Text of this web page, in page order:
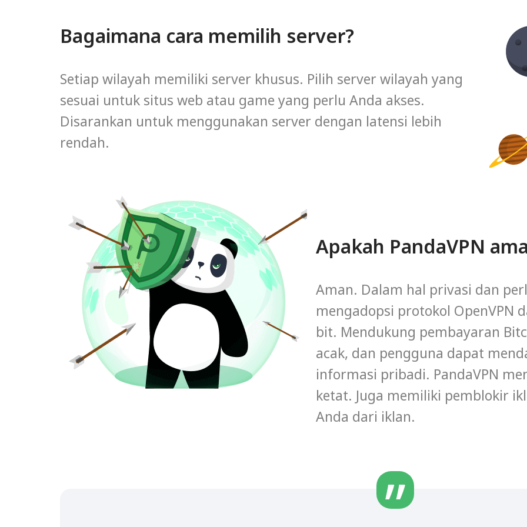
Bagaimana cara memilih server?
Setiap wilayah memiliki server khusus. Pilih server wilayah yang
sesuai untuk situs web atau game yang perlu Anda akses.
Disarankan untuk menggunakan server dengan latensi lebih
rendah.
Apakah PandaVPN
Aman. Dalam hal privasi dan
mengadopsi protokol OpenVPN
bit. Mendukung pembayaran
acak, dan pengguna dapat
informasi pribadi. PandaVPN
ketat. Juga memiliki pemblokir
Anda dari iklan.